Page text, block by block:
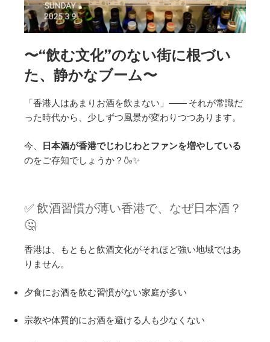
〜“飲む文化”のない街に根づい
た、静かなブーム〜
「香港人はあまりお酒を飲まない」―― それが常識だ
った時代から、少しずつ風景が変わりつつあります。
今、
日本酒が香港でじわじわとファンを増やしている
のをご存知でしょうか？🍶✨
✅ 飲酒習慣が薄い香港で、なぜ日本酒？
🤔
香港は、もともと飲酒文化がそれほど強い地域ではあ
りません。
夕食にお酒を飲む習慣がない家庭が多い
宗教や体質的にお酒を避ける人も少なくない